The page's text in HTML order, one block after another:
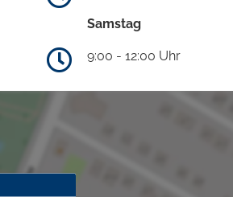
Samstag
9:00 - 12:00 Uhr